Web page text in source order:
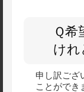
Ｑ
けれ
申し訳ござ
ことができ